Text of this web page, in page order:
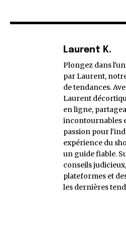
Laurent K.
Plongez dans
par Laurent,
de tendances.
Laurent
en ligne,
incontournables
passion pour
expérience du
un guide fiable.
conseils
plateformes et
les dernières